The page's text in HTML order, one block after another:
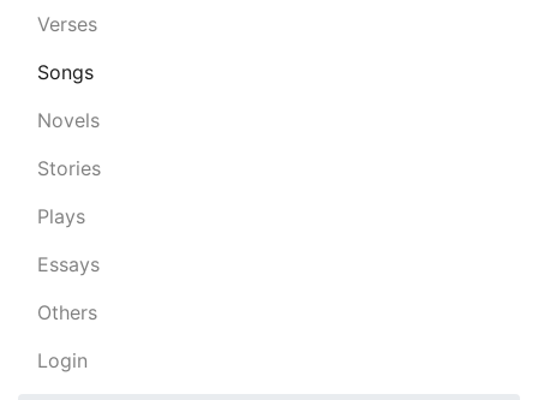
Verses
Songs
Novels
Stories
Plays
Essays
Others
Login